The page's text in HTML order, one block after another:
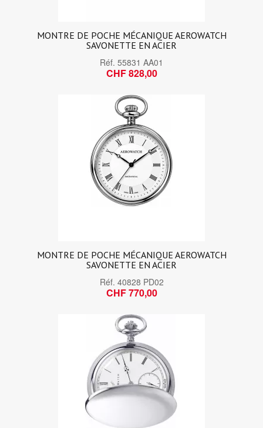
MONTRE DE POCHE MÉCANIQUE AEROWATCH
SAVONETTE EN ACIER
Réf. 55831 AA01
CHF 828,00
MONTRE DE POCHE MÉCANIQUE AEROWATCH
SAVONETTE EN ACIER
Réf. 40828 PD02
CHF 770,00